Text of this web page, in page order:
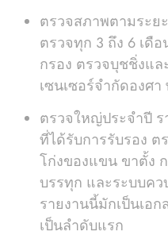
ตรวจสภาพตามระย
ตรวจทุก 3 ถึง 6 เดื
กรอง ตรวจบุชชิ่งแ
เซนเซอร์จำกัดองศ
ตรวจใหญ่ประจำปี
ที่ได้รับการรับรอง ต
โก่งของแขน ขาตั้ง
บรรทุก และระบบค
รายงานนี้มักเป็นเอ
เป็นลำดับแรก